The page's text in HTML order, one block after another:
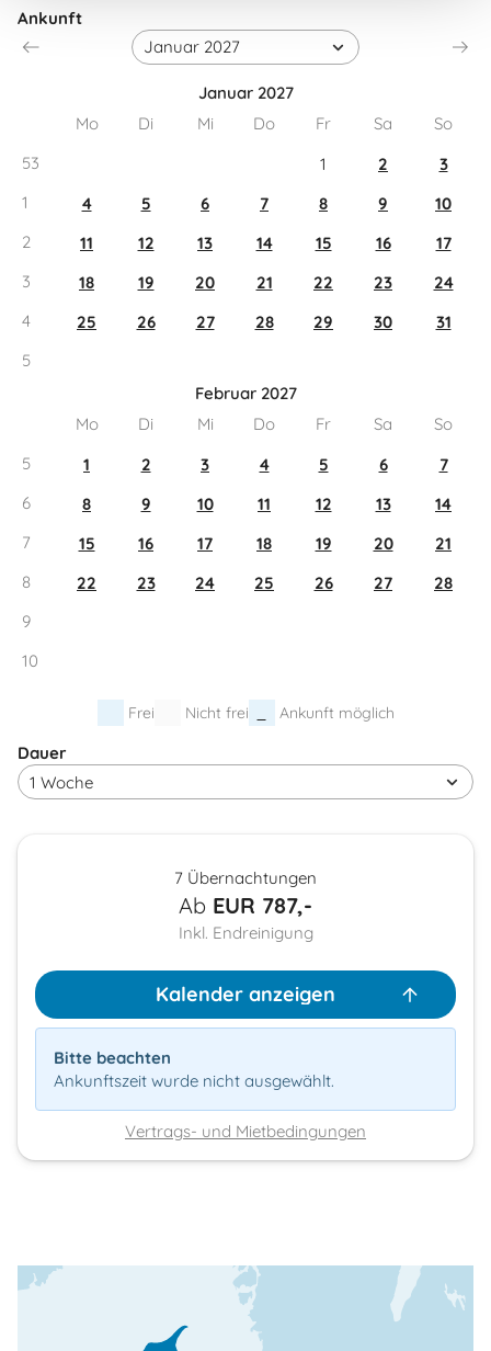
Ankunft
Januar 2027
Mo
Di Mi Do Fr Sa
So
53
1 2
3
1
4 5 6 7 8 9
10
2
11 12 13 14 15 16
17
3
18 19 20 21 22 23
24
4
25 26 27 28 29 30
31
5
Februar 2027
Mo
Di Mi Do Fr Sa
So
5
1 2 3 4 5 6
7
6
8 9 10 11 12 13
14
7
15 16 17 18 19 20
21
8
22 23 24 25 26 27
28
9
10
Frei Nicht frei Ankunft möglich
Dauer
7 Übernachtungen
Ab EUR 787,-
Inkl. Endreinigung
Kalender anzeigen
Bitte beachten
Ankunftszeit wurde nicht ausgewählt.
Vertrags- und Mietbedingungen